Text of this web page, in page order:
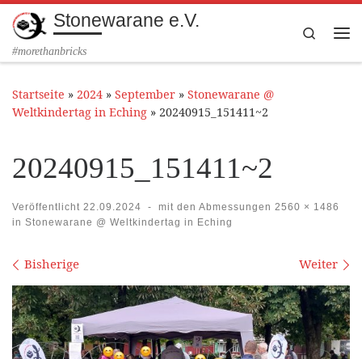
Zum Inhalt springen
Stonewarane e.V.
#morethanbricks
Search
Startseite » 2024 » September » Stonewarane @
Weltkindertag in Eching » 20240915_151411~2
20240915_151411~2
Veröffentlicht 22.09.2024 - mit den Abmessungen 2560 × 1486
in Stonewarane @ Weltkindertag in Eching
Bilder Navigation
Bisherige Weiter